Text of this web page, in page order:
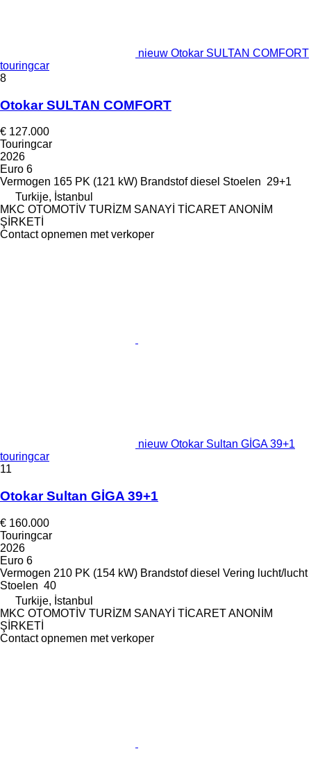
nieuw Otokar SULTAN COMFORT
touringcar
8
Otokar SULTAN COMFORT
€ 127.000
Touringcar
2026
Euro 6
Vermogen 165 PK (121 kW) Brandstof diesel Stoelen 29+1
Turkije, İstanbul
MKC OTOMOTİV TURİZM SANAYİ TİCARET ANONİM
ŞİRKETİ
Contact opnemen met verkoper
nieuw Otokar Sultan GİGA 39+1
touringcar
11
Otokar Sultan GİGA 39+1
€ 160.000
Touringcar
2026
Euro 6
Vermogen 210 PK (154 kW) Brandstof diesel Vering lucht/lucht
Stoelen 40
Turkije, İstanbul
MKC OTOMOTİV TURİZM SANAYİ TİCARET ANONİM
ŞİRKETİ
Contact opnemen met verkoper